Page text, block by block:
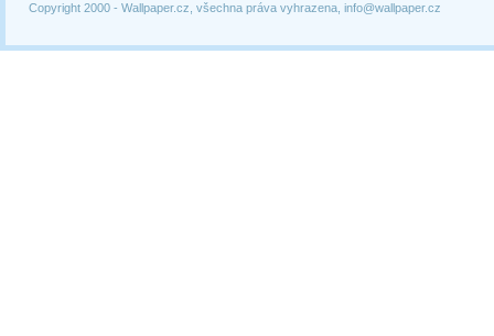
Copyright 2000 - Wallpaper.cz, všechna práva vyhrazena, info@wallpaper.cz